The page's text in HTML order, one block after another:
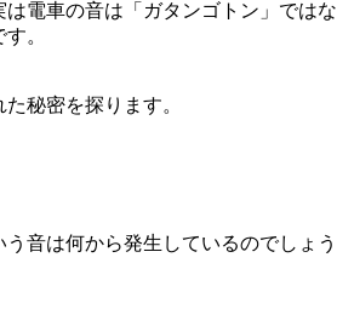
電車の音は「ガタンゴトン」ではな
。
秘密を探ります。
音は何から発生しているのでしょう